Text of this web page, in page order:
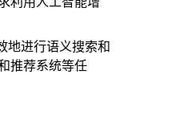
地进行语义搜索和
推荐系统等任